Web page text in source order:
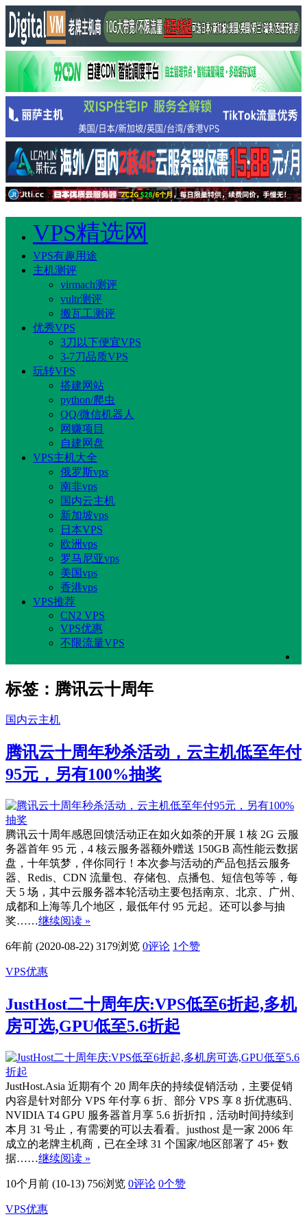
VPS精选网
VPS有趣用途
主机测评
virmach测评
vultr测评
搬瓦工测评
优秀VPS
3刀以下便宜VPS
3-7刀品质VPS
玩转VPS
搭建网站
python/爬虫
QQ/微信机器人
网赚项目
自建网盘
VPS主机大全
俄罗斯vps
南非vps
国内云主机
新加坡vps
日本VPS
欧洲vps
罗马尼亚vps
美国vps
香港vps
VPS推荐
CN2 VPS
VPS优惠
不限流量VPS
标签：腾讯云十周年
国内云主机
腾讯云十周年秒杀活动，云主机低至年付
95元，另有100%抽奖
腾讯云十周年感恩回馈活动正在如火如荼的开展 1 核 2G 云服
务器首年 95 元，4 核云服务器额外赠送 150GB 高性能云数据
盘，十年筑梦，伴你同行！本次参与活动的产品包括云服务
器、Redis、CDN 流量包、存储包、点播包、短信包等等，每
天 5 场，其中云服务器本轮活动主要包括南京、北京、广州、
成都和上海等几个地区，最低年付 95 元起。还可以参与抽
奖……继续阅读 »
6年前 (2020-08-22) 3179浏览 0评论 1个赞
VPS优惠
JustHost二十周年庆:VPS低至6折起,多机
房可选,GPU低至5.6折起
JustHost.Asia 近期有个 20 周年庆的持续促销活动，主要促销
内容是针对部分 VPS 年付享 6 折、部分 VPS 享 8 折优惠码、
NVIDIA T4 GPU 服务器首月享 5.6 折折扣，活动时间持续到
本月 31 号止，有需要的可以去看看。justhost 是一家 2006 年
成立的老牌主机商，已在全球 31 个国家/地区部署了 45+ 数
据……继续阅读 »
10个月前 (10-13) 756浏览 0评论 0个赞
VPS优惠